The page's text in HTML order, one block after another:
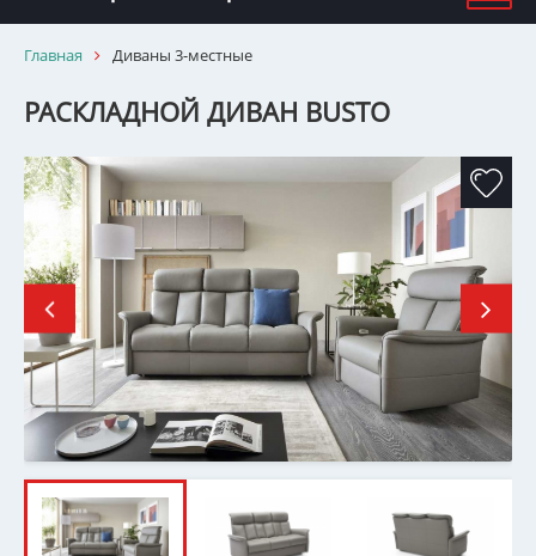
Главная Диваны 3-местные
РАСКЛАДНОЙ ДИВАН BUSTO